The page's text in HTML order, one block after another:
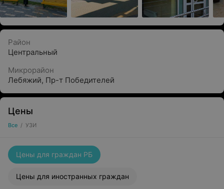
Район
Центральный
Микрорайон
Лебяжий, Пр-т Победителей
Цены
Все / УЗИ
Цены для граждан РБ
Цены для иностранных граждан